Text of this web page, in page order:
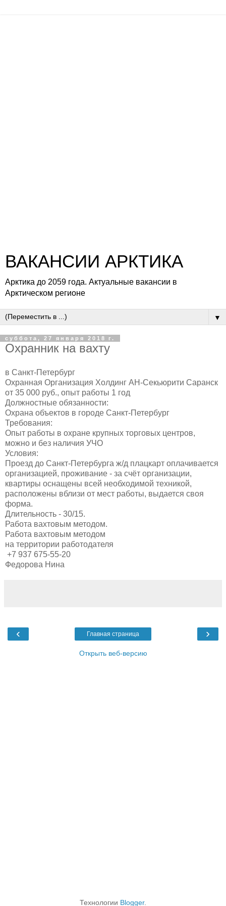
ВАКАНСИИ АРКТИКА
Арктика до 2059 года. Актуальные вакансии в
Арктическом регионе
▼
суббота, 27 января 2018 г.
Охранник на вахту
в Санкт-Петербург
Охранная Организация Холдинг АН-Секьюрити Саранск
от 35 000 руб., опыт работы 1 год
Должностные обязанности:
Охрана объектов в городе Санкт-Петербург
Требования:
Опыт работы в охране крупных торговых центров,
можно и без наличия УЧО
Условия:
Проезд до Санкт-Петербурга ж/д плацкарт оплачивается
организацией, проживание - за счёт организации,
квартиры оснащены всей необходимой техникой,
расположены вблизи от мест работы, выдается своя
форма.
Длительность - 30/15.
Работа вахтовым методом.
Работа вахтовым методом
на территории работодателя
+7 937 675-55-20
Федорова Нина
‹ ›
Главная страница
Открыть веб-версию
Технологии Blogger.